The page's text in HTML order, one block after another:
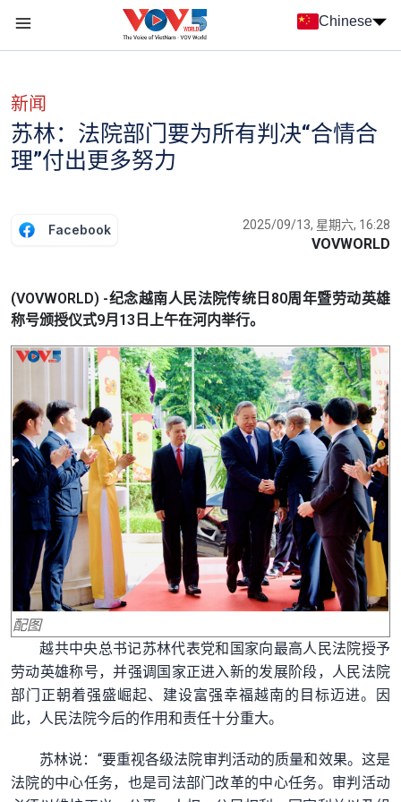
Chinese
新闻
苏林：法院部门要为所有判决“合情合
理”付出更多努力
Facebook 2025/09/13, 星期六, 16:28
VOVWORLD
(VOVWORLD) -纪念越南人民法院传统日80周年暨劳动英雄
称号颁授仪式9月13日上午在河内举行。
配图
越共中央总书记苏林代表党和国家向最高人民法院授予
劳动英雄称号，并强调国家正进入新的发展阶段，人民法院
部门正朝着强盛崛起、建设富强幸福越南的目标迈进。因
此，人民法院今后的作用和责任十分重大。
苏林说：“要重视各级法院审判活动的质量和效果。这是
法院的中心任务，也是司法部门改革的中心任务。审判活动